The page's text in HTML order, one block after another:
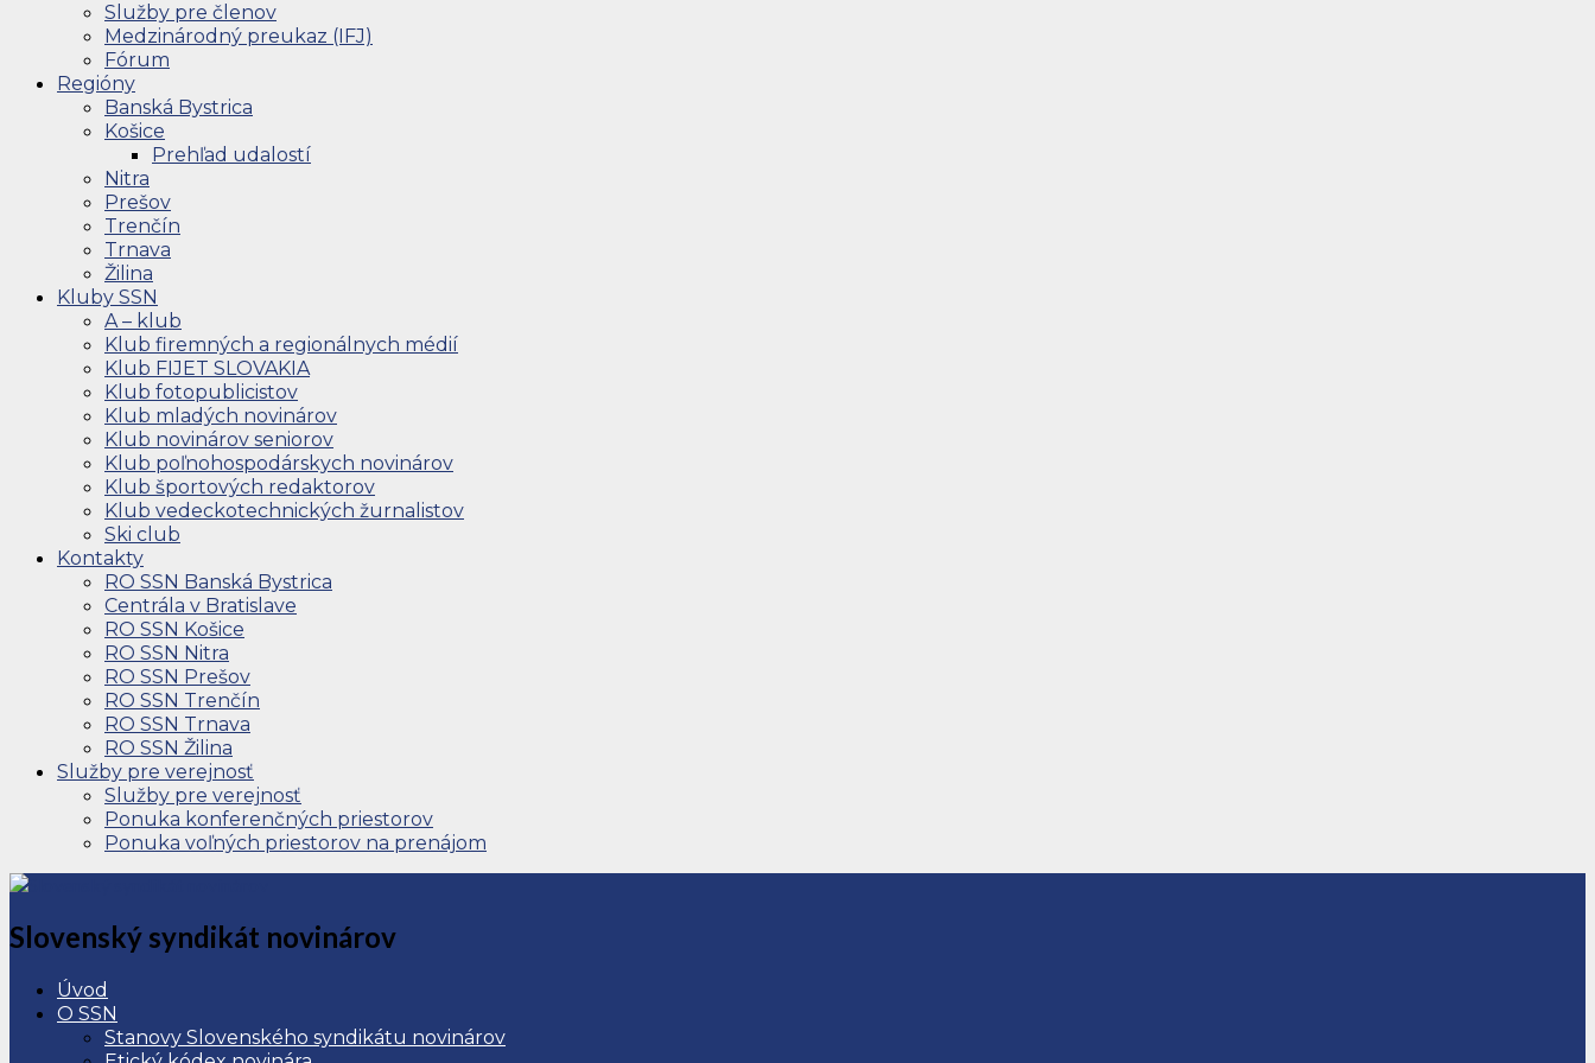
Služby pre členov
Medzinárodný preukaz (IFJ)
Fórum
Regióny
Banská Bystrica
Košice
Prehľad udalostí
Nitra
Prešov
Trenčín
Trnava
Žilina
Kluby SSN
A – klub
Klub firemných a regionálnych médií
Klub FIJET SLOVAKIA
Klub fotopublicistov
Klub mladých novinárov
Klub novinárov seniorov
Klub poľnohospodárskych novinárov
Klub športových redaktorov
Klub vedeckotechnických žurnalistov
Ski club
Kontakty
RO SSN Banská Bystrica
Centrála v Bratislave
RO SSN Košice
RO SSN Nitra
RO SSN Prešov
RO SSN Trenčín
RO SSN Trnava
RO SSN Žilina
Služby pre verejnosť
Služby pre verejnosť
Ponuka konferenčných priestorov
Ponuka voľných priestorov na prenájom
Slovenský syndikát novinárov
Úvod
O SSN
Stanovy Slovenského syndikátu novinárov